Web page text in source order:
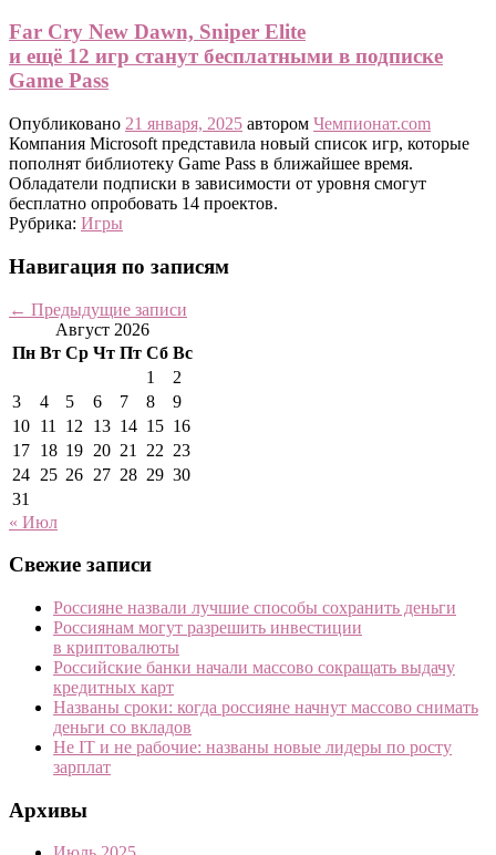
Far Cry New Dawn, Sniper Elite
и ещё 12 игр станут бесплатными в подписке
Game Pass
Опубликовано 21 января, 2025 автором Чемпионат.com
Компания Microsoft представила новый список игр, которые
пополнят библиотеку Game Pass в ближайшее время.
Обладатели подписки в зависимости от уровня смогут
бесплатно опробовать 14 проектов.
Рубрика: Игры
Навигация по записям
← Предыдущие записи
Август 2026
Пн Вт Ср Чт Пт Сб Вс
1
2
3
4 5 6 7 8
9
10 11 12 13 14 15 16
17 18 19 20 21 22 23
24 25 26 27 28 29 30
31
« Июл
Свежие записи
Россияне назвали лучшие способы сохранить деньги
Россиянам могут разрешить инвестиции
в криптовалюты
Российские банки начали массово сокращать выдачу
кредитных карт
Названы сроки: когда россияне начнут массово снимать
деньги со вкладов
Не IT и не рабочие: названы новые лидеры по росту
зарплат
Архивы